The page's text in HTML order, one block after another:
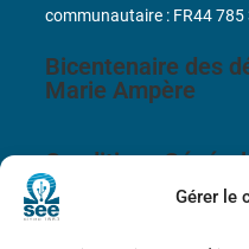
Gérer le
Bicentenaire des
Marie Ampère
Conditions
communautaire : FR44 785